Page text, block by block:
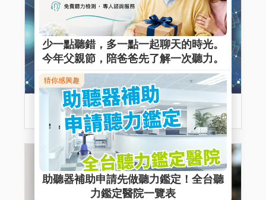
什麼是 AI助聽器？AI如何改變助聽器